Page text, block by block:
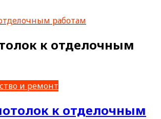
работам
к отделочным
и ремонт
к отделочным